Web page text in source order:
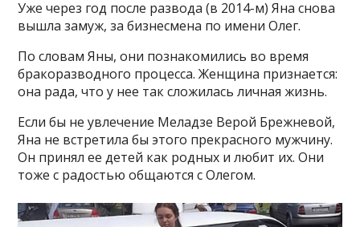
Уже через год после развода (в 2014-м) Яна снова
вышла замуж, за бизнесмена по имени Олег.
По словам Яны, они познакомились во время
бракоразводного процесса. Женщина признается:
она рада, что у нее так сложилась личная жизнь.
Если бы не увлечение Меладзе Верой Брежневой,
Яна не встретила бы этого прекрасного мужчину.
Он принял ее детей как родных и любит их. Они
тоже с радостью общаются с Олегом.